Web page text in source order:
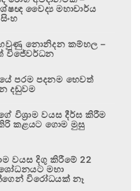
වෛද්‍ය මහාචාර්ය
නොනිදන කම්හල –
විජේවර්ධන
පරම පදනම හෙවත්
දඬුවම
විශ්‍රාම වයස දීර්ඝ කිරීම
කළයට ගොම මුසු
වයස දිගු කිරීමේ 22
මහා
විරෝධයක් නෑ